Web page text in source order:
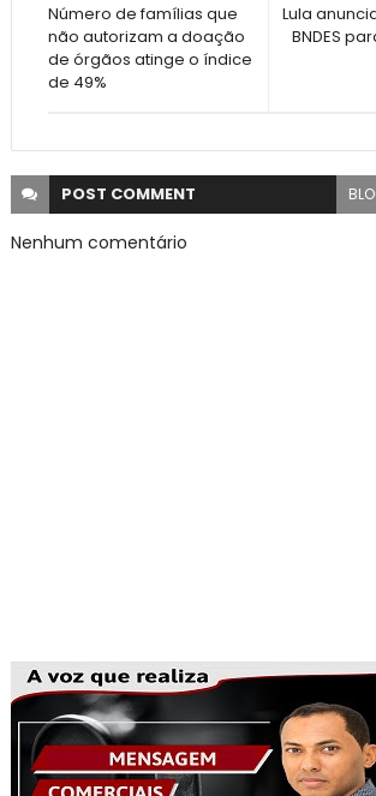
Lula
BNDES
Número de famílias que
não autorizam a doação
de órgãos atinge o índice
de 49%
POST COMMENT
Nenhum comentário